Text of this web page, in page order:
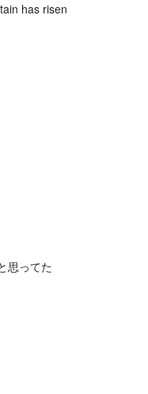
has risen
思ってた